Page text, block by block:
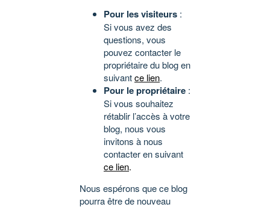
Pour les visiteurs :
Si vous avez des
questions, vous
pouvez contacter le
propriétaire du blog en
suivantce lien.
Pour le propriétaire :
Si vous souhaitez
rétablir l’accès à votre
blog, nous vous
invitons à nous
contacter en suivant
ce lien.
Nous espérons que ce blog
pourra être de nouveau